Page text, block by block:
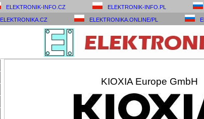
ELEKTRONIK-INFO.CZ ELEKTRONIK-INFO.PL
ELEKTRONIKA.CZ ELEKTRONIKA.ONLINE/PL
KIOXIA Europe GmbH